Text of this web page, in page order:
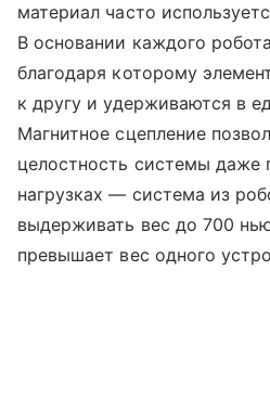
материал часто
В основании каждого
благодаря которому
к другу и удерживаются в
Магнитное сцепление
целостность системы даже
нагрузках — система из
выдерживать вес до 700
превышает вес одного